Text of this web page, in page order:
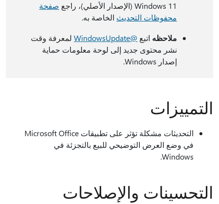
Windows 11 (الإصدار الأصلي)، راجع
صفحة
محفوظات التحديث الخاصة به.
ملاحظه اتبع @WindowsUpdate
لمعرفة وقت
نشر محتوى جديد إلى لوحة معلومات حماية
إصدار Windows.
التمييزات
التحديثات مشكلة تؤثر على تطبيقات Microsoft Office
في وضع العرض التوضيحي للبيع بالتجزئة في
Windows.
التحسينات والإصلاحات